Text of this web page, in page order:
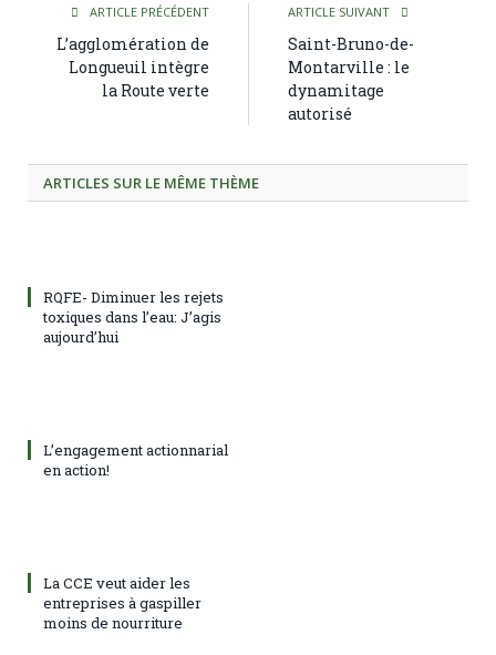
ARTICLE PRÉCÉDENT
L’agglomération de
Longueuil intègre
la Route verte
ARTICLE SUIVANT
Saint-Bruno-de-
Montarville : le
dynamitage
autorisé
ARTICLES SUR LE MÊME THÈME
RQFE- Diminuer les rejets
toxiques dans l’eau: J’agis
aujourd’hui
L’engagement actionnarial
en action!
La CCE veut aider les
entreprises à gaspiller
moins de nourriture